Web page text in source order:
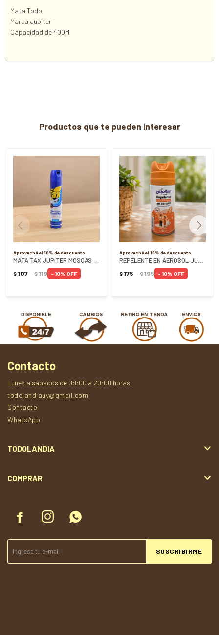
Mata Todo
Marca Jupiter
Capacidad de 400Ml
Productos que te pueden interesar
Aprovechá el 10% de descuento
$107 $119 10
Aprovechá el 10% de descuento
$175 $195 10
  
SUSCRIBIRME
Contacto
Lunes a sábados de 09:00 a 20:00 horas.
todolandiauy@gmail.com
Contacto
WhatsApp
TODOLANDIA
COMPRAR